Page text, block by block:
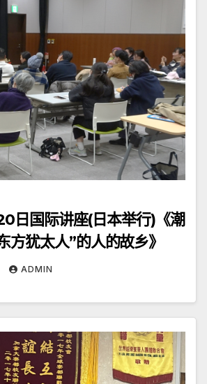
日国际讲座(日本举行)《潮
方犹太人”的人的故乡》
ADMIN